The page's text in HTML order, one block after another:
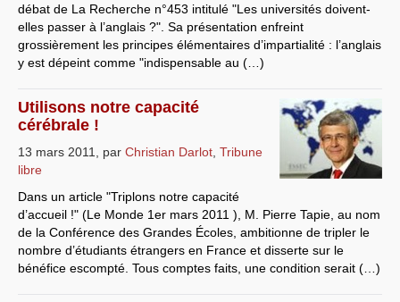
débat de La Recherche n°453 intitulé "Les universités doivent-
elles passer à l’anglais ?". Sa présentation enfreint
grossièrement les principes élémentaires d’impartialité : l’anglais
y est dépeint comme "indispensable au (…)
Utilisons notre capacité
cérébrale !
13 mars 2011 par Christian Darlot Tribune
libre
Dans un article "Triplons notre capacité
d’accueil !" (Le Monde 1er mars 2011 ), M. Pierre Tapie, au nom
de la Conférence des Grandes Écoles, ambitionne de tripler le
nombre d’étudiants étrangers en France et disserte sur le
bénéfice escompté. Tous comptes faits, une condition serait (…)